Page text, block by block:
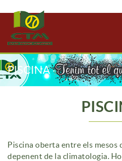
PISCINA
Piscina oberta entre els mesos
depenent de la climatologia.